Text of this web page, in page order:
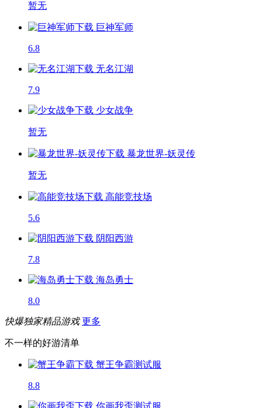
暂无
巨神军师
6.8
无名江湖
7.9
少女战争
暂无
暴龙世界-妖灵传
暂无
高能竞技场
5.6
阴阳西游
7.8
海岛勇士
8.0
快爆独家精品游戏 更多
不一样的好游清单
蟹王争霸测试服
8.8
你画我歪测试服